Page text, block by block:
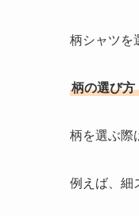
柄シャツを
柄の選び
柄を選ぶ際
例えば、細